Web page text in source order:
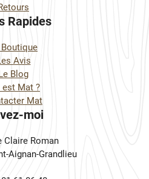
Rapides
Boutique
Avis
Blog
est Mat ?
Mat
moi
Claire Roman
Aignan-Grandlieu